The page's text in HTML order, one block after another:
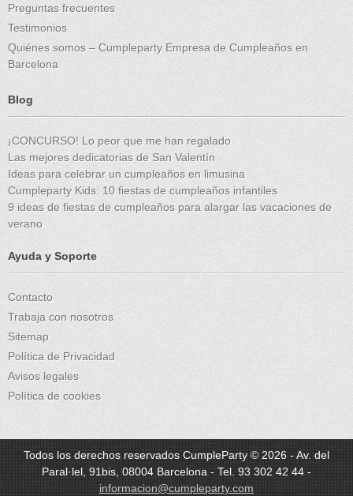
Preguntas frecuentes
Testimonios
Quiénes somos – Cumpleparty Empresa de Cumpleaños en
Barcelona
Blog
¡CONCURSO! Lo peor que me han regalado
Las mejores dedicatorias de San Valentín
Ideas para celebrar un cumpleaños en limusina
Cumpleparty Kids: 10 fiestas de cumpleaños infantiles
9 ideas de fiestas de cumpleaños para alargar las vacaciones de
verano
Ayuda y Soporte
Contacto
Trabaja con nosotros
Sitemap
Política de Privacidad
Avisos legales
Política de cookies
Todos los derechos reservados CumpleParty © 2026 - Av. del
Paral·lel, 91bis, 08004 Barcelona - Tel. 93 302 42 44 -
informacion@cumpleparty.com